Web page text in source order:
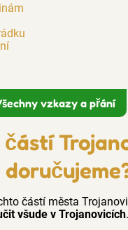
vzkazy a přání
částí
částí města
všude v Trojanovicích.